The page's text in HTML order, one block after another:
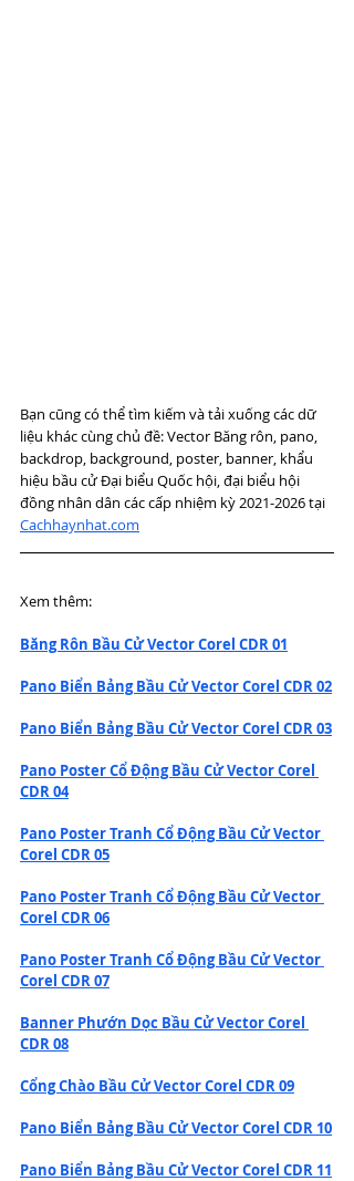
Bạn cũng có thể tìm kiếm và tải xuống các dữ
liệu khác cùng chủ đề: Vector Băng rôn, pano,
backdrop, background, poster, banner, khẩu
hiệu bầu cử Đại biểu Quốc hội, đại biểu hội
đồng nhân dân các cấp nhiệm kỳ 2021-2026 tại
Cachhaynhat.com
Xem thêm:
Băng Rôn Bầu Cử Vector Corel CDR 01
Pano Biển Bảng Bầu Cử Vector Corel CDR 02
Pano Biển Bảng Bầu Cử Vector Corel CDR 03
Pano Poster Cổ Động Bầu Cử Vector Corel
CDR 04
Pano Poster Tranh Cổ Động Bầu Cử Vector
Corel CDR 05
Pano Poster Tranh Cổ Động Bầu Cử Vector
Corel CDR 06
Pano Poster Tranh Cổ Động Bầu Cử Vector
Corel CDR 07
Banner Phướn Dọc Bầu Cử Vector Corel
CDR 08
Cổng Chào Bầu Cử Vector Corel CDR 09
Pano Biển Bảng Bầu Cử Vector Corel CDR 10
Pano Biển Bảng Bầu Cử Vector Corel CDR 11